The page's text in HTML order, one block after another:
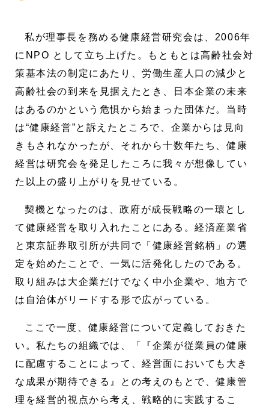
私が理事長を務める健康経営研究会は、2006年
にNPO として立ち上げた。もともとは高齢社会対
策基本法の制定にあたり、労働生産人口の減少と
高齢社会の到来を見据えたとき、日本企業の未来
はあるのかという危惧から始まった団体だ。当時
は“健康経営”と訴えたところで、企業からは見向
きもされなかったが、それから十数年たち、健康
経営は研究会を発足したころに我々が想像してい
た以上の盛り上がりを見せている。
契機となったのは、政府が成長戦略の一環とし
て健康経営を取り入れたことにある。経済産業省
と東京証券取引所が共同で「健康経営銘柄」の選
定を始めたことで、一気に活発化したのである。
取り組みは大企業だけでなく中小企業や、地方で
は自治体がリードする形で広がっている。
ここで一度、健康経営について定義しておきた
い。私たちの組織では、「『企業が従業員の健康
に配慮することによって、経営面においても大き
な成果が期待できる』との考えのもとで、健康管
理を経営的視点から考え、戦略的に実践するこ